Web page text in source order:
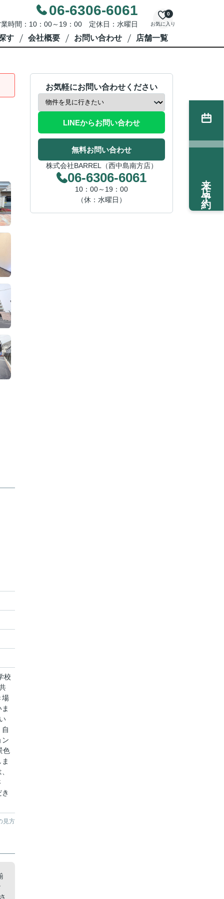
06-6306-6061
時間：10：00～19：00 定休日：水曜日 お気に入り
0
す 会社概要 お問い合わせ 店舗一覧
校
場
ン
色
見方
お気軽にお問い合わせください
LINEからお問い合わせ
無料お問い合わせ
株式会社BARREL（西中島南方店）
06-6306-6061
10：00～19：00
（休：水曜日）
来店予約